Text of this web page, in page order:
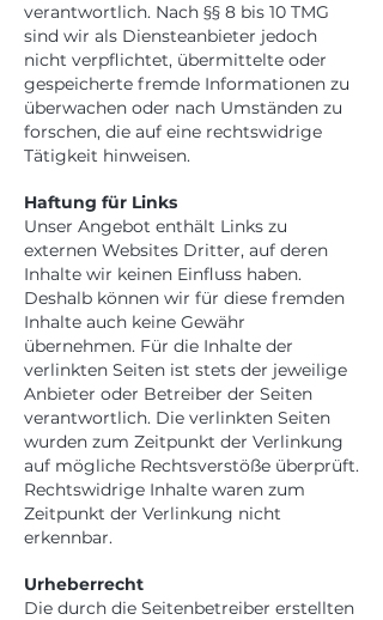
verantwortlich. Nach §§ 8 bis 10 TMG
sind wir als Diensteanbieter jedoch
nicht verpflichtet, übermittelte oder
gespeicherte fremde Informationen zu
überwachen oder nach Umständen zu
forschen, die auf eine rechtswidrige
Tätigkeit hinweisen.
Haftung für Links
Unser Angebot enthält Links zu
externen Websites Dritter, auf deren
Inhalte wir keinen Einfluss haben.
Deshalb können wir für diese fremden
Inhalte auch keine Gewähr
übernehmen. Für die Inhalte der
verlinkten Seiten ist stets der jeweilige
Anbieter oder Betreiber der Seiten
verantwortlich. Die verlinkten Seiten
wurden zum Zeitpunkt der Verlinkung
auf mögliche Rechtsverstöße überprüft.
Rechtswidrige Inhalte waren zum
Zeitpunkt der Verlinkung nicht
erkennbar.
Urheberrecht
Die durch die Seitenbetreiber erstellten